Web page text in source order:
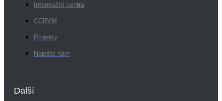
Informační centra
CCRVM
Projekty
Napište nám
Další